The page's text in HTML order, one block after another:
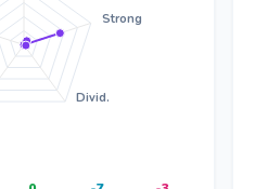
Strong
Divid.